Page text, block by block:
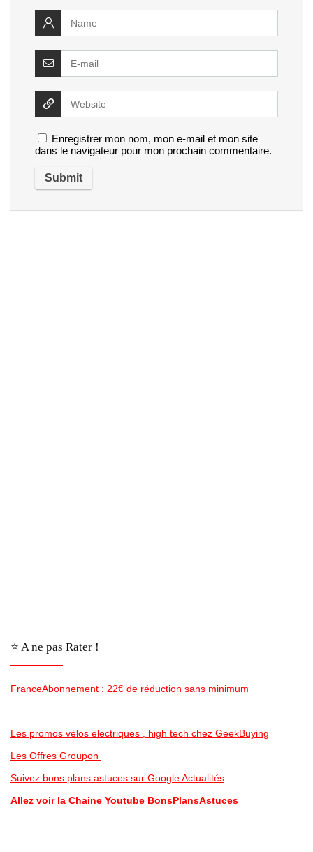
Enregistrer mon nom, mon e-mail et mon site
dans le navigateur pour mon prochain commentaire.
⭐️ A ne pas Rater !
FranceAbonnement : 22€ de réduction sans minimum
Les promos vélos electriques , high tech chez GeekBuying
Les Offres Groupon
Suivez bons plans astuces sur Google Actualités
Allez voir la Chaine Youtube BonsPlansAstuces